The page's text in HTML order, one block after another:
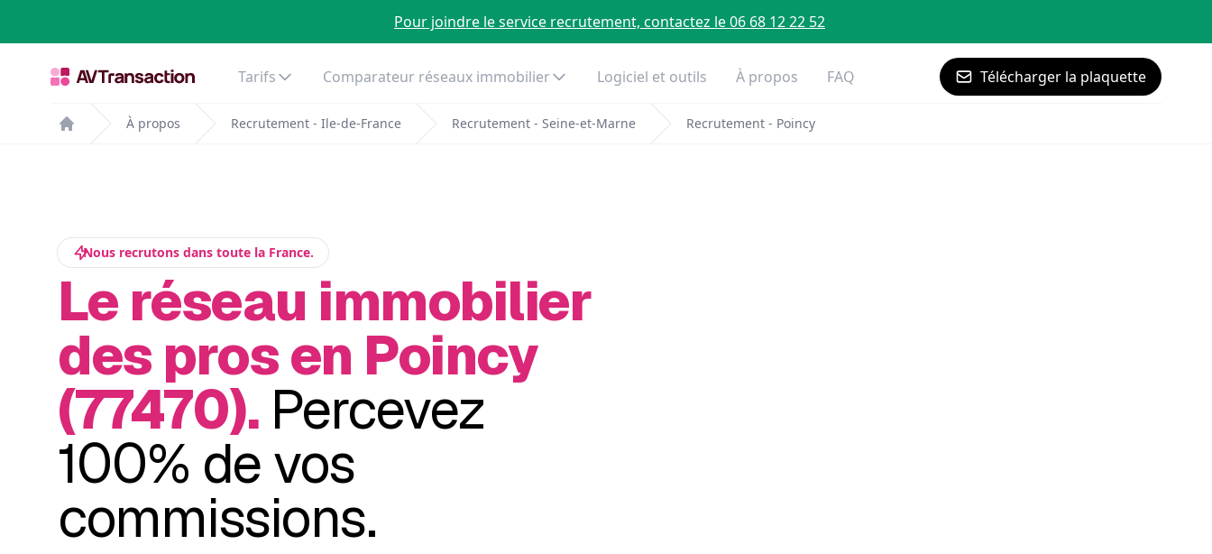
Pour joindre le service recrutement, contactez le 06 68 12 22 52
Tarifs Comparateur réseaux immobilier Logiciel et outils À propos FAQ Télécharger la plaquette
Home
À propos Recrutement - Ile-de-France Recrutement - Seine-et-Marne Recrutement - Poincy
Nous recrutons dans toute la France.
Le réseau immobilier
des pros en Poincy
(77470). Percevez
100% de vos
commissions.